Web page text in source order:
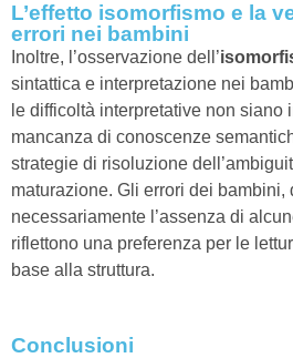
L’effetto isomorfismo e la
errori nei bambini
Inoltre, l’osservazione dell’
sintattica e interpretazione nei
le difficoltà interpretative non siano
mancanza di conoscenze
strategie di risoluzione
maturazione. Gli errori dei
necessariamente l’assenza di
riflettono una preferenza per le
base alla struttura.
Conclusioni